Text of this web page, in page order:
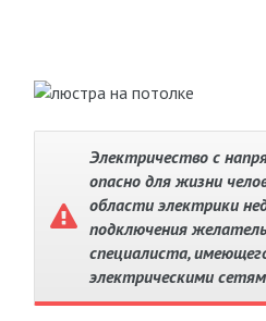
Электричество с
опасно для жизни
области электрики
подключения
специалиста,
электрическими